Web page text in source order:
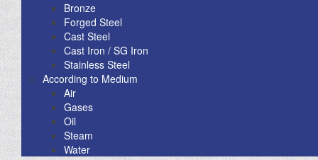
Bronze
Forged Steel
Cast Steel
Cast Iron / SG Iron
Stainless Steel
According to Medium
Air
Gases
Oil
Steam
Water